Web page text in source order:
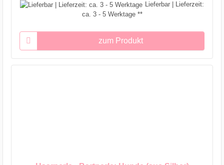
Lieferbar | Lieferzeit:
ca. 3 - 5 Werktage **
zum Produkt